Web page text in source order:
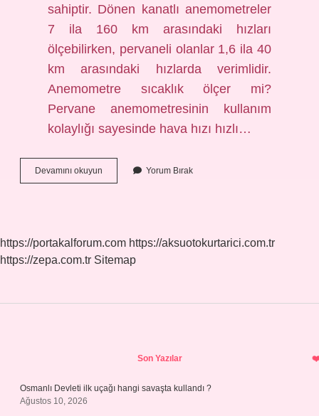
sahiptir. Dönen kanatlı anemometreler
7 ila 160 km arasındaki hızları
ölçebilirken, pervaneli olanlar 1,6 ila 40
km arasındaki hızlarda verimlidir.
Anemometre sıcaklık ölçer mi?
Pervane anemometresinin kullanım
kolaylığı sayesinde hava hızı hızlı…
Devamını okuyun Anemometre
Neyi
Yorum Bırak
https://portakalforum.com https://aksuotokurtarici.com.tr
https://zepa.com.tr Sitemap
Son Yazılar
Osmanlı Devleti ilk uçağı hangi savaşta kullandı ?
Ağustos 10, 2026